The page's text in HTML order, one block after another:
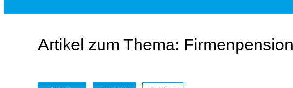
Artikel zum Thema: Firmenpension